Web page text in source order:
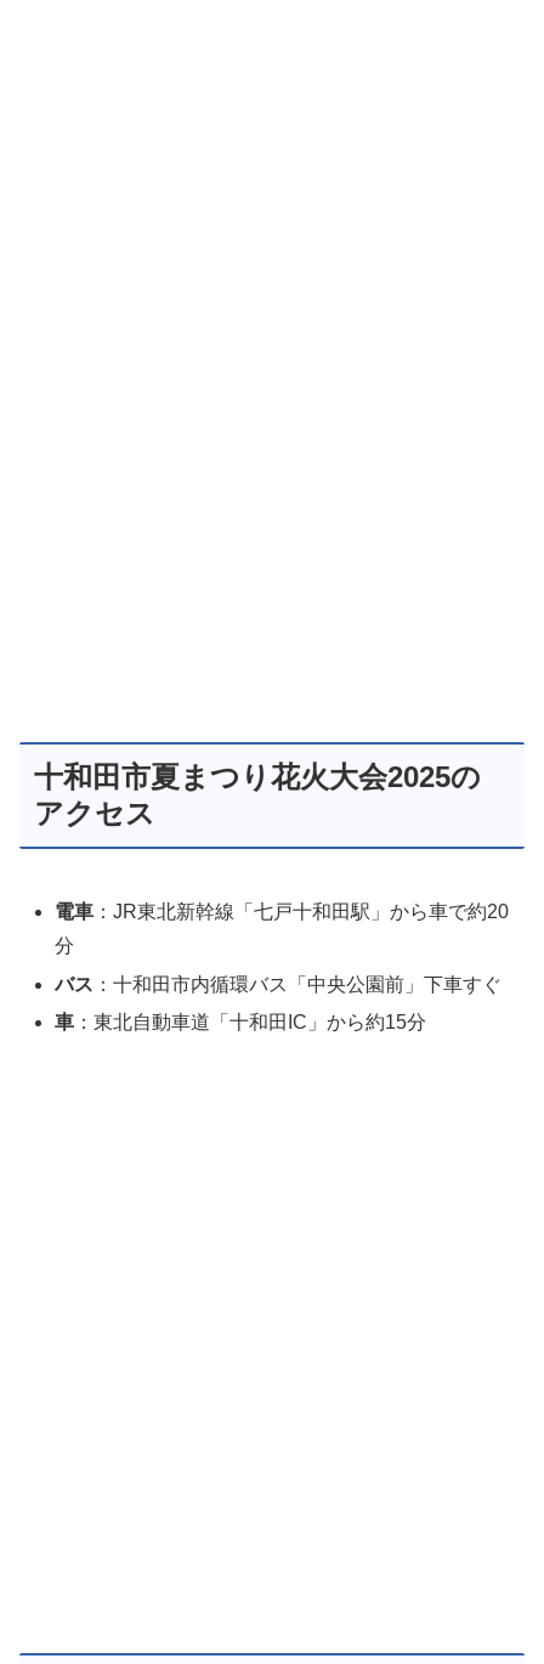
十和田市夏まつり花火大会2025の
アクセス
電車 ：JR東北新幹線「七戸十和田駅」から車で約20
分
バス ：十和田市内循環バス「中央公園前」下車すぐ
車 ：東北自動車道「十和田IC」から約15分